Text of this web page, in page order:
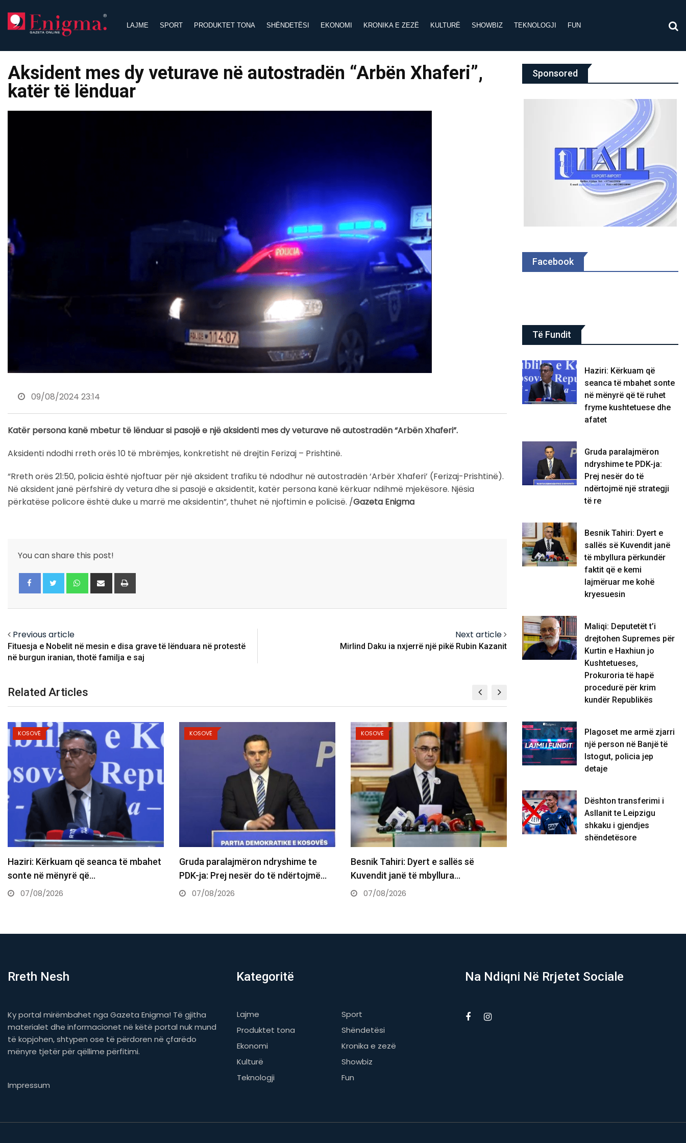
content
LAJME SPORT PRODUKTET TONA SHËNDETËSI EKONOMI KRONIKA E ZEZË KULTURË SHOWBIZ TEKNOLOGJI FUN
Aksident mes dy veturave në autostradën “Arbën Xhaferi”,
katër të lënduar
09/08/2024 23:14
Katër persona kanë mbetur të lënduar si pasojë e një aksidenti mes dy veturave në autostradën “Arbën Xhaferi”.
Aksidenti ndodhi rreth orës 10 të mbrëmjes, konkretisht në drejtin Ferizaj – Prishtinë.
“Rreth orës 21:50, policia është njoftuar për një aksident trafiku të ndodhur në autostradën ‘Arbër Xhaferi’ (Ferizaj-Prishtinë).
Në aksident janë përfshirë dy vetura dhe si pasojë e aksidentit, katër persona kanë kërkuar ndihmë mjekësore. Njësia
përkatëse policore është duke u marrë me aksidentin”, thuhet në njoftimin e policisë. /Gazeta Enigma
You can share this post!
Whatsapp
Share
via
Previous article
Fituesja e Nobelit në mesin e disa grave të lënduara në protestë
në burgun iranian, thotë familja e saj
Next article
Mirlind Daku ia nxjerrë një pikë Rubin Kazanit
Related Articles
mbahet
KOSOVË
Gruda paralajmëron ndryshime te
PDK-ja: Prej nesër do të ndërtojmë…
KOSOVË
Besnik Tahiri: Dyert e sallës së
Kuvendit janë të mbyllura…
KOSOVË
Maliqi: Deputetët t’i drejtohen
Supremes për Kurtin e Haxhiun jo…
KOSOVË
Sponsored
Facebook
Të Fundit
Haziri: Kërkuam që
seanca të mbahet sonte
në mënyrë që të ruhet
fryme kushtetuese dhe
afatet
Gruda paralajmëron
ndryshime te PDK-ja:
Prej nesër do të
ndërtojmë një strategji
të re
Besnik Tahiri: Dyert e
sallës së Kuvendit janë
të mbyllura përkundër
faktit që e kemi
lajmëruar me kohë
kryesuesin
Maliqi: Deputetët t’i
drejtohen Supremes për
Kurtin e Haxhiun jo
Kushtetueses,
Prokuroria të hapë
procedurë për krim
kundër Republikës
Plagoset me armë zjarri
një person në Banjë të
Istogut, policia jep
detaje
Dështon transferimi i
Asllanit te Leipzigu
shkaku i gjendjes
shëndetësore
Rreth Nesh
Ky portal mirëmbahet nga Gazeta Enigma! Të gjitha
materialet dhe informacionet në këtë portal nuk mund
të kopjohen, shtypen ose të përdoren në çfarëdo
mënyre tjetër për qëllime përfitimi.
Impressum
Kategoritë
Lajme
Sport
Produktet tona
Shëndetësi
Ekonomi
Kronika e zezë
Kulturë
Showbiz
Teknologji
Fun
Na Ndiqni Në Rrjetet Sociale